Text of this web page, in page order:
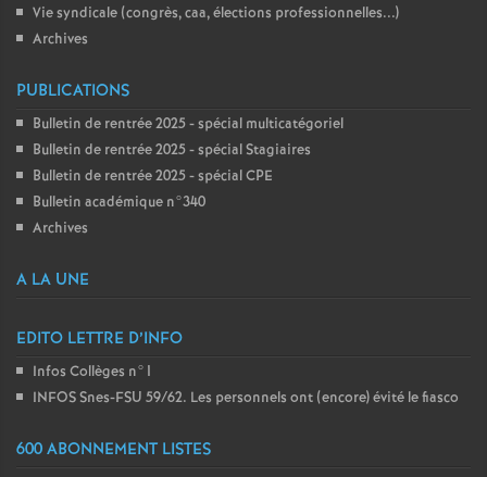
Vie syndicale (congrès, caa, élections professionnelles...)
Archives
PUBLICATIONS
Bulletin de rentrée 2025 - spécial multicatégoriel
Bulletin de rentrée 2025 - spécial Stagiaires
Bulletin de rentrée 2025 - spécial CPE
Bulletin académique n°340
Archives
A LA UNE
EDITO LETTRE D’INFO
Infos Collèges n°1
INFOS Snes-FSU 59/62. Les personnels ont (encore) évité le fiasco
600 ABONNEMENT LISTES